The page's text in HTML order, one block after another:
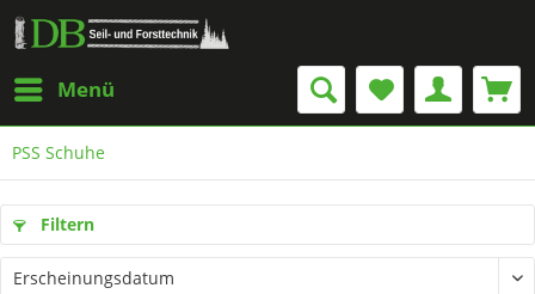
Menü
PSS Schuhe
Filtern